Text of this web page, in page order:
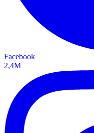
Facebook
2,4M